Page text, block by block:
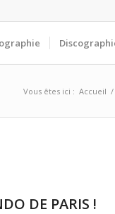
Vous êtes ici : Accueil /
DE PARIS !